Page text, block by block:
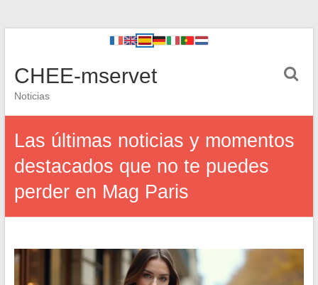
CHEE-mservet
Noticias
Las últimas noticias y momentos
destacados que no te puedes
perder en Mag Paris